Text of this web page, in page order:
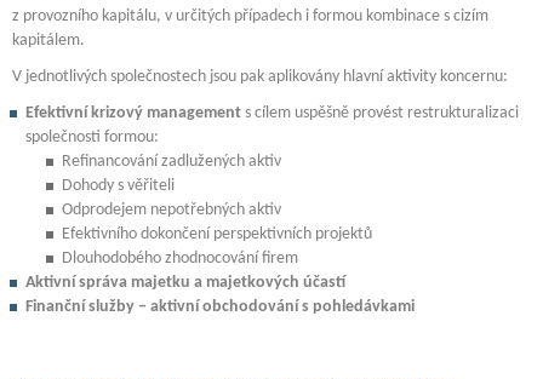
z provozního kapitálu, v určitých případech i formou kombinace s cizím
kapitálem.
V jednotlivých společnostech jsou pak aplikovány hlavní aktivity koncernu:
Efektivní krizový management s cílem uspěšně provést restrukturalizaci
společnosti formou:
Refinancování zadlužených aktiv
Dohody s věřiteli
Odprodejem nepotřebných aktiv
Efektivního dokončení perspektivních projektů
Dlouhodobého zhodnocování firem
Aktivní správa majetku a majetkových účastí
Finanční služby – aktivní obchodování s pohledávkami